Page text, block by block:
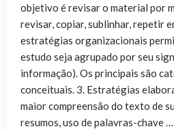
objetivo é revisar o material por
revisar, copiar, sublinhar, repetir
estratégias organizacionais
estudo seja agrupado por seu
informação). Os principais são
conceituais. 3. Estratégias
maior compreensão do texto de
resumos, uso de palavras-chave